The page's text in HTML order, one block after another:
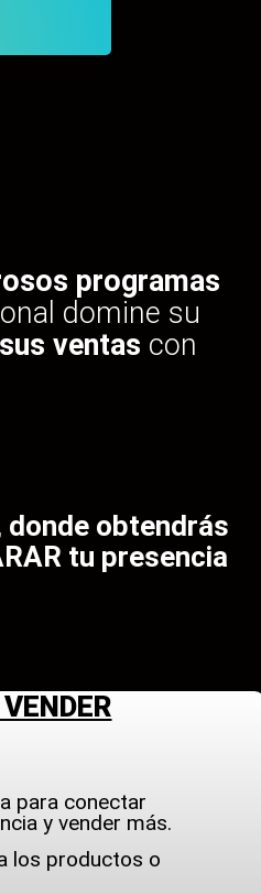
programas
domine su
ventas con
obtendrás
tu presencia
para conectar
y vender más.
los productos o